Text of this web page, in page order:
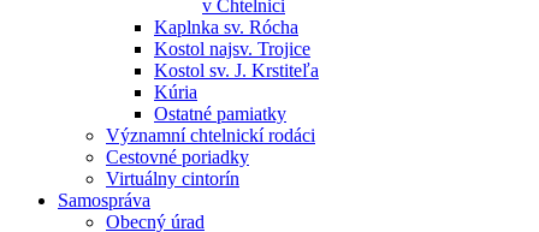
v Chtelnici
Kaplnka sv. Rócha
Kostol najsv. Trojice
Kostol sv. J. Krstiteľa
Kúria
Ostatné pamiatky
Významní chtelnickí rodáci
Cestovné poriadky
Virtuálny cintorín
Samospráva
Obecný úrad